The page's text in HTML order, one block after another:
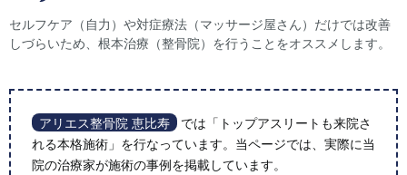
セルフケア（自力）や対症療法（マッサージ屋さん）だけでは改善
しづらいため、根本治療（整骨院）を行うことをオススメします。
アリエス整骨院 恵比寿
では「トップアスリートも来院さ
れる本格施術」を行なっています。当ページでは、実際に当
院の治療家が施術の事例を掲載しています。